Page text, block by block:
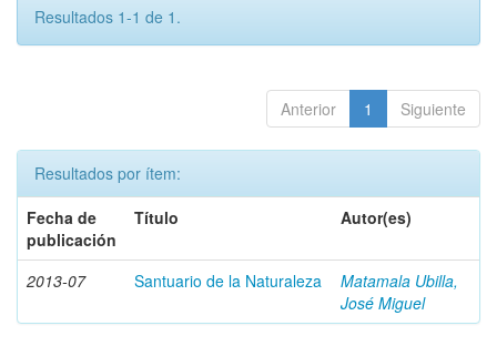
Resultados 1-1 de 1.
Anterior 1 Siguiente
Resultados por ítem:
Fecha de
publicación
Título Autor(es)
2013-07 Santuario de la Naturaleza
Matamala Ubilla,
José Miguel